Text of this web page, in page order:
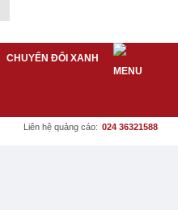
CHUYỂN ĐỔI XANH
Liên hệ quảng cáo: 024 36321588